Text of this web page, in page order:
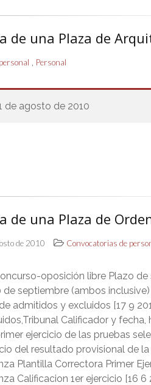
de una Plaza de
, Personal
de agosto de 2010
de una Plaza de
de 2010 Convocatorias de
oposición libre Plazo
de septiembre (ambos
admitidos y excluidos [17 9
Calificador y fecha,
ejercicio de las pruebas
del resultado provisional de
Plantilla Correctora Primer
Calificacion 1er ejercicio [16 6